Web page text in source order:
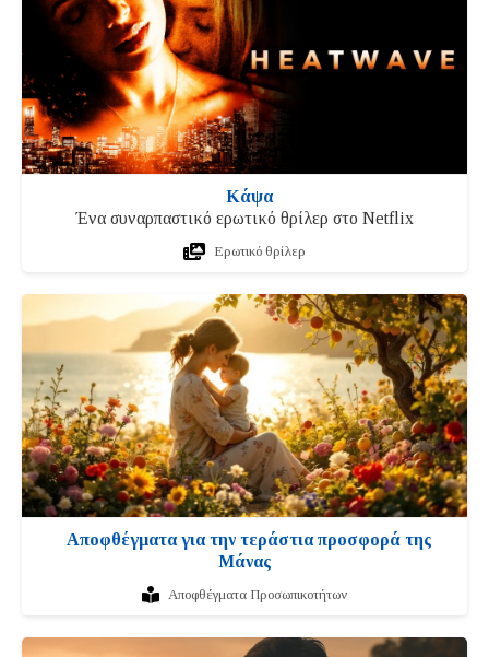
Κάψα
Ένα συναρπαστικό ερωτικό θρίλερ στο Netflix
Ερωτικό θρίλερ
Αποφθέγματα για την τεράστια προσφορά της
Μάνας
Αποφθέγματα Προσωπικοτήτων